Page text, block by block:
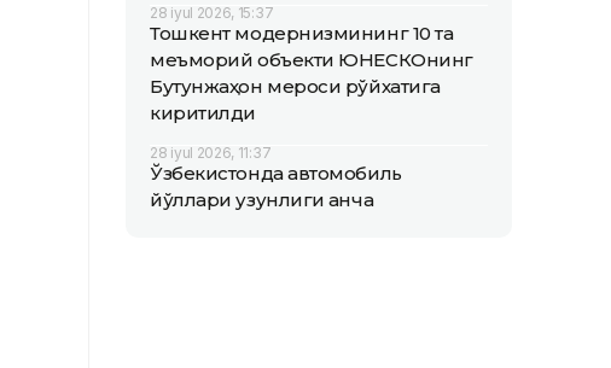
28 iyul 2026, 15:37
Тошкент модернизмининг 10 та
меъморий объекти ЮНEСКОнинг
Бутунжаҳон мероси рўйхатига
киритилди
28 iyul 2026, 11:37
Ўзбекистонда автомобиль
йўллари узунлиги қанча